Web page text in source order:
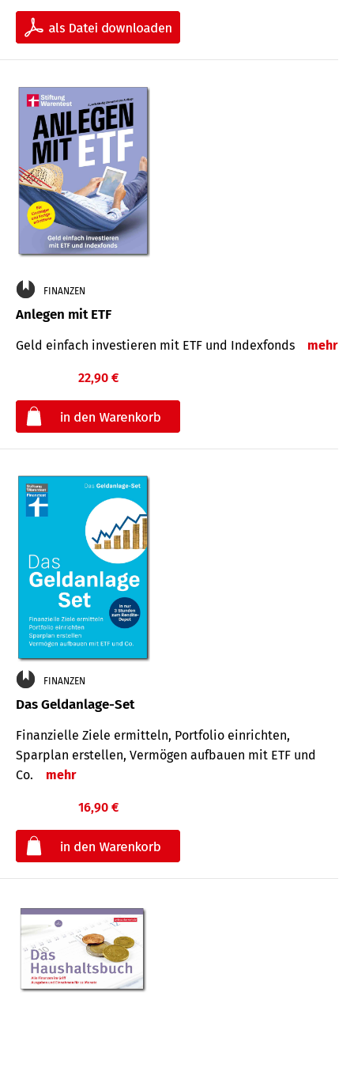
FINANZEN
Anlegen mit ETF
Geld einfach investieren mit ETF und Indexfonds mehr
22,90 €
FINANZEN
Das Geldanlage-Set
Finanzielle Ziele ermitteln, Portfolio einrichten,
Sparplan erstellen, Vermögen aufbauen mit ETF und
Co.
mehr
16,90 €